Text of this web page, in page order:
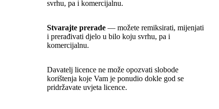
svrhu, pa i komercijalnu.
Stvarajte prerade — možete remiksirati, mijenjati
i prerađivati djelo u bilo koju svrhu, pa i
komercijalnu.
Davatelj licence ne može opozvati slobode
korištenja koje Vam je ponudio dokle god se
pridržavate uvjeta licence.